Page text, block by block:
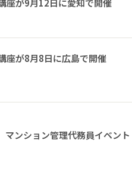
座が9月12日に愛知で開催
座が8月8日に広島で開催
ンション管理代務員イベント